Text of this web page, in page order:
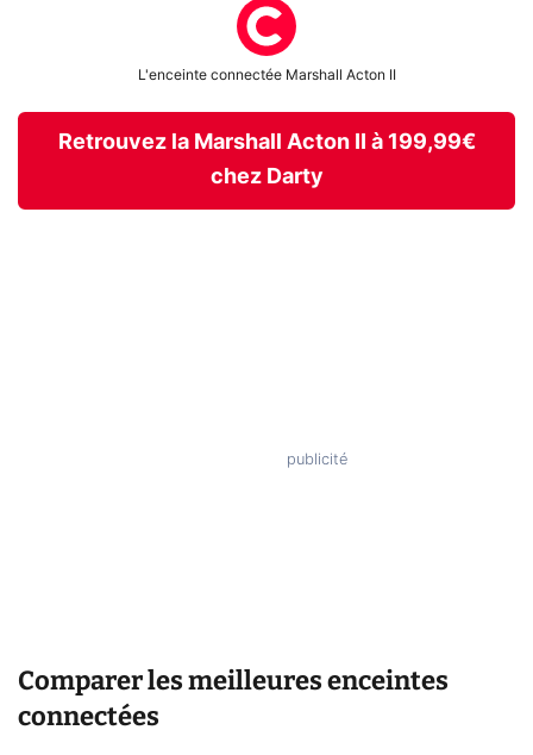
L'enceinte connectée Marshall Acton II
Retrouvez la Marshall Acton II à 199,99€
chez Darty
Comparer les meilleures enceintes
connectées